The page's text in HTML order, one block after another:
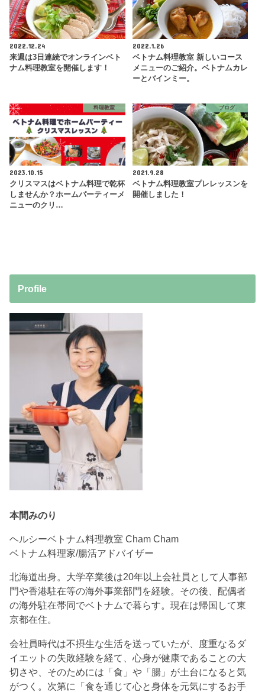
2022.12.24
来週は3日連続でオンラインベト
ナム料理教室を開催します！
2022.1.26
ベトナム料理教室 新しいコース
メニューのご紹介。ベトナムカレ
ーとバインミー。
料理教室
2023.10.15
クリスマスはベトナム料理で乾杯
しませんか？ホームパーティーメ
ニューのクリ…
ブログ
2021.9.28
ベトナム料理教室プレレッスンを
開催しました！
Profile
本間みのり
ヘルシーベトナム料理教室 Cham Cham
ベトナム料理家/腸活アドバイザー
北海道出身。大学卒業後は20年以上会社員として人事部
門や香港駐在等の海外事業部門を経験。その後、配偶者
の海外駐在帯同でベトナムで暮らす。現在は帰国して東
京都在住。
会社員時代は不摂生な生活を送っていたが、度重なるダ
イエットの失敗経験を経て、心身が健康であることの大
切さや、そのためには「食」や「腸」が土台になると気
がつく。次第に「食を通じて心と身体を元気にするお手